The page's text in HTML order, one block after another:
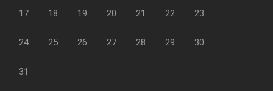
17 18 19 20 21 22 23
24 25 26 27 28 29 30
31